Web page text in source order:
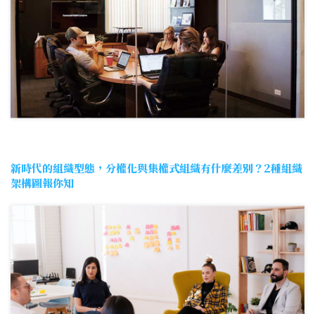
新時代的組織型態，分權化與集權式組織有什麼差別？2種組織
架構圖報你知